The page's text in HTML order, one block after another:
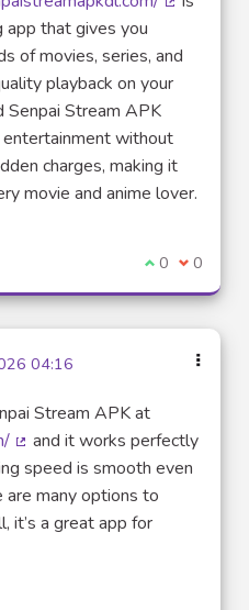
that gives you
of movies, series, and
playback on your
Senpai Stream APK
without
charges, making it
movie and anime lover.
Je suis
0 Je ne
0
04:16
Stream APK at
(Lien externe)
and it works perfectly
speed is smooth even
are many options to
it’s a great app for